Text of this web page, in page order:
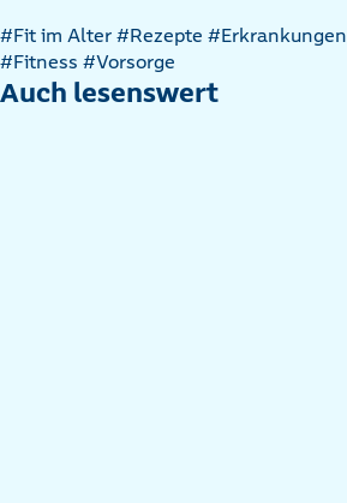
Artikel
nach
Kategorien
#Fit im Alter #Rezepte #Erkrankungen
#Fitness #Vorsorge
Auch lesenswert